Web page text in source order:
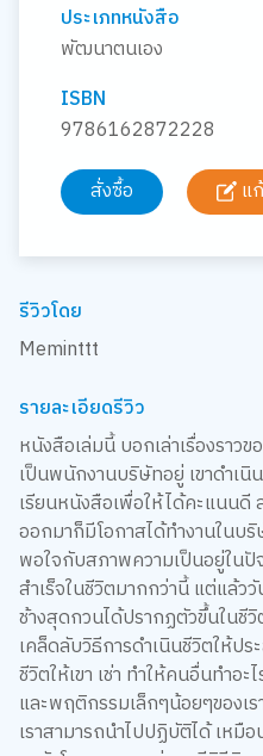
ประเภทหนังสือ
พัฒนาตนเอง
ISBN
9786162872228
สั่งซื้อ
แ
รีวิวโดย
Meminttt
รายละเอียดรีวิว
หนังสือเล่มนี้ บอกเล่าเรื่องรา
เป็นพนักงานบริษัทอยู่ เขาดำเ
เรียนหนังสือเพื่อให้ได้คะแนนดี
ออกมาก็มีโอกาสได้ทำงานในบ
พอใจกับสภาพความเป็นอยู่ในปั
สำเร็จในชีวิตมากกว่านี้ แต่แล้ว
ช้างสุดกวนได้ปรากฏตัวขึ้นในชี
เคล็ดลับวิธีการดำเนินชีวิตให้ป
ชีวิตให้เขา เช่า ทำให้คนอื่นทำอ
และพฤติกรรมเล็กๆน้อยๆของเ
เราสามารถนำไปปฏิบัติได้ เห